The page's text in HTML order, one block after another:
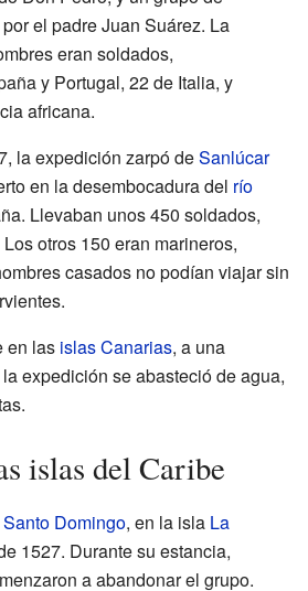
el padre Juan Suárez. La
eran soldados,
y Portugal, 22 de Italia, y
africana.
la expedición zarpó deSanlúcar
en la desembocadura del río
Llevaban unos 450 soldados,
otros 150 eran marineros,
casados no podían viajar sin
en las islas Canarias, a una
expedición se abasteció de agua,
islas del Caribe
Santo Domingo, en la isla La
1527. Durante su estancia,
a abandonar el grupo.